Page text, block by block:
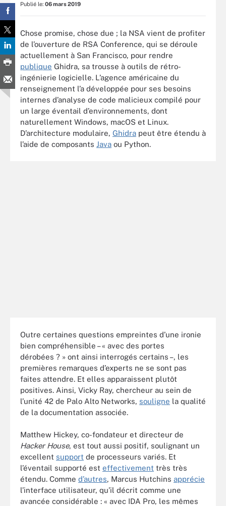
Publié le: 06 mars 2019
Chose promise, chose due ; la NSA vient de profiter
de l’ouverture de RSA Conference, qui se déroule
actuellement à San Francisco, pour rendre
publique Ghidra, sa trousse à outils de rétro-
ingénierie logicielle. L’agence américaine du
renseignement l’a développée pour ses besoins
internes d’analyse de code malicieux compilé pour
un large éventail d’environnements, dont
naturellement Windows, macOS et Linux.
D’architecture modulaire, Ghidra peut être étendu à
l’aide de composants Java ou Python.
Outre certaines questions empreintes d’une ironie
bien compréhensible – « avec des portes
dérobées ? » ont ainsi interrogés certains –, les
premières remarques d’experts ne se sont pas
faites attendre. Et elles apparaissent plutôt
positives. Ainsi, Vicky Ray, chercheur au sein de
l’unité 42 de Palo Alto Networks, souligne la qualité
de la documentation associée.
Matthew Hickey, co-fondateur et directeur de
Hacker House, est tout aussi positif, soulignant un
excellent support de processeurs variés. Et
l’éventail supporté est effectivement très très
étendu. Comme d’autres, Marcus Hutchins apprécie
l’interface utilisateur, qu’il décrit comme une
avancée considérable : « avec IDA Pro, les mêmes